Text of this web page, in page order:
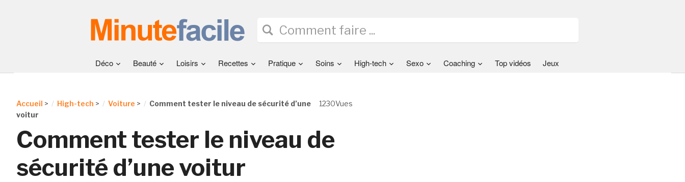
Déco Beauté Loisirs Recettes Pratique Soins High-tech Sexo Coaching Top vidéos Jeux
1230Vues
Accueil > High-tech > Voiture >
Comment tester le niveau de sécurité d’une
voitur
Comment tester le niveau de
sécurité d’une voitur